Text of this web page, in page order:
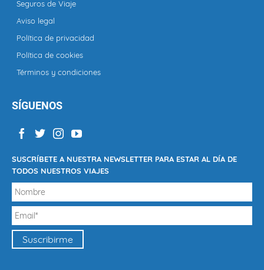
Seguros de Viaje
Aviso legal
Política de privacidad
Política de cookies
Términos y condiciones
SÍGUENOS
SUSCRÍBETE A NUESTRA NEWSLETTER PARA ESTAR AL DÍA DE
TODOS NUESTROS VIAJES